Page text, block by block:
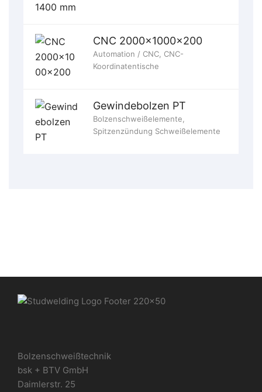
CNC 2000x1000x200
Automation / CNC CNC-
Koordinatentische
Gewindebolzen PT
Bolzenschweißelemente
Spitzenzündung Schweißelemente
Bolzenschweißtechnik
bsk + BTV GmbH
Daimlerstr. 25